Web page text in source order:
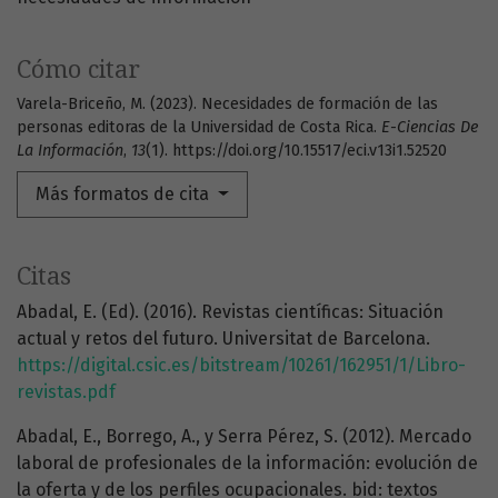
Cómo citar
Varela-Briceño, M. (2023). Necesidades de formación de las
personas editoras de la Universidad de Costa Rica. E-Ciencias De
La Información, 13(1). https://doi.org/10.15517/eci.v13i1.52520
Más formatos de cita
Citas
Abadal, E. (Ed). (2016). Revistas científicas: Situación
actual y retos del futuro. Universitat de Barcelona.
https://digital.csic.es/bitstream/10261/162951/1/Libro-
revistas.pdf
Abadal, E., Borrego, A., y Serra Pérez, S. (2012). Mercado
laboral de profesionales de la información: evolución de
la oferta y de los perfiles ocupacionales. bid: textos